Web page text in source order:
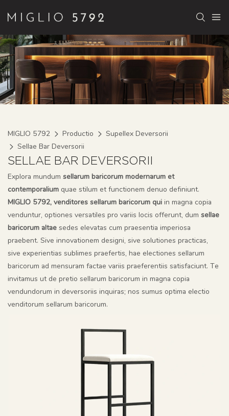
MIGLIO 5792 Productio
Supellex Deversorii
Sellae Bar Deversorii
SELLAE BAR DEVERSORII
Explora mundum sellarum baricorum modernarum et
contemporalium quae stilum et functionem denuo definiunt.
MIGLIO 5792, venditores sellarum baricorum qui in magna copia
venduntur, optiones versatiles pro variis locis offerunt, dum sellae
baricorum altae sedes elevatas cum praesentia imperiosa
praebent. Sive innovationem designi, sive solutiones practicas,
sive experientias sublimes praefertis, hae electiones sellarum
baricorum ad mensuram factae variis praeferentiis satisfaciunt. Te
invitamus ut de pretio sellarum baricorum in magna copia
vendundorum in deversoriis inquiras; nos sumus optima electio
venditorum sellarum baricorum.